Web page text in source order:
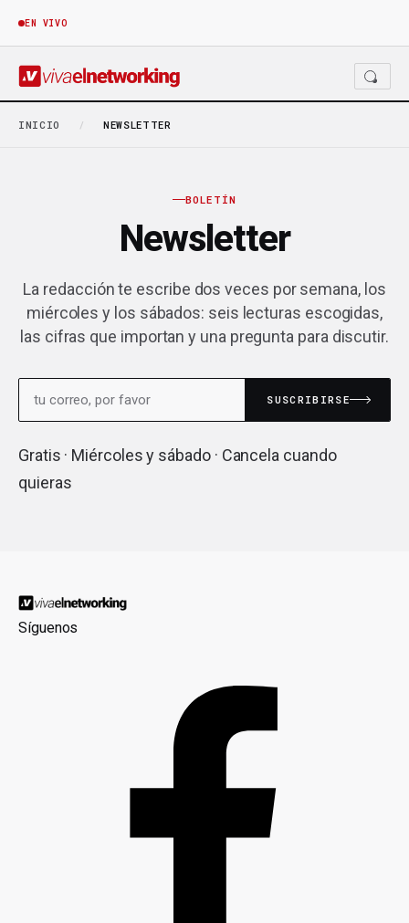
EN VIVO
INICIO / NEWSLETTER
BOLETÍN
Newsletter
La redacción te escribe dos veces por semana, los
miércoles y los sábados: seis lecturas escogidas,
las cifras que importan y una pregunta para discutir.
SUSCRIBIRSE
Gratis · Miércoles y sábado · Cancela cuando
quieras
Síguenos